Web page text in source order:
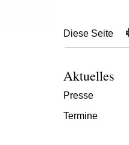
Diese Seite
Aktuelles
Presse
Termine